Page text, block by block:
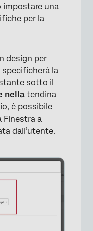
impostare una
per la
design per
specificherà la
sotto il
nella tendina
è possibile
Finestra a
dall’utente.